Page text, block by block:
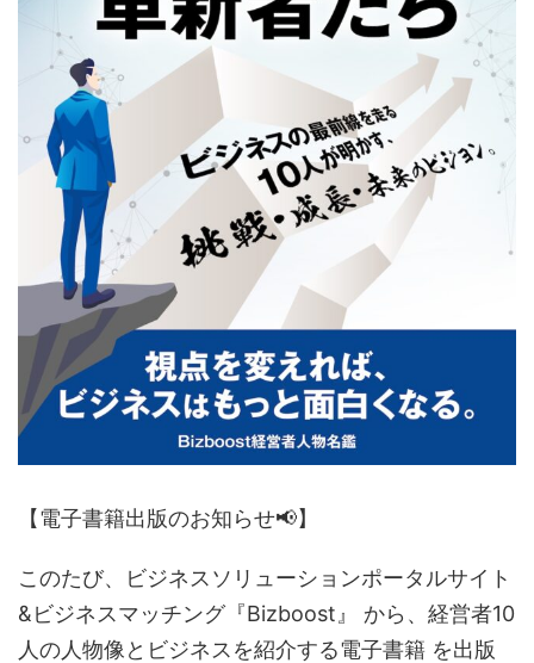
【電子書籍出版のお知らせ📢】
このたび、ビジネスソリューションポータルサイト
&ビジネスマッチング『Bizboost』 から、経営者10
人の人物像とビジネスを紹介する電子書籍 を出版